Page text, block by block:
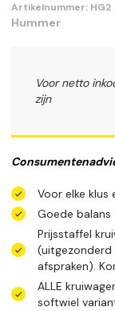
Artikelnummer: HG2
Hummer
Voor netto
zijn
Voor elke klus
Goede balans
Prijsstaffel
(uitgezonderd
afspraken).
ALLE
softwiel